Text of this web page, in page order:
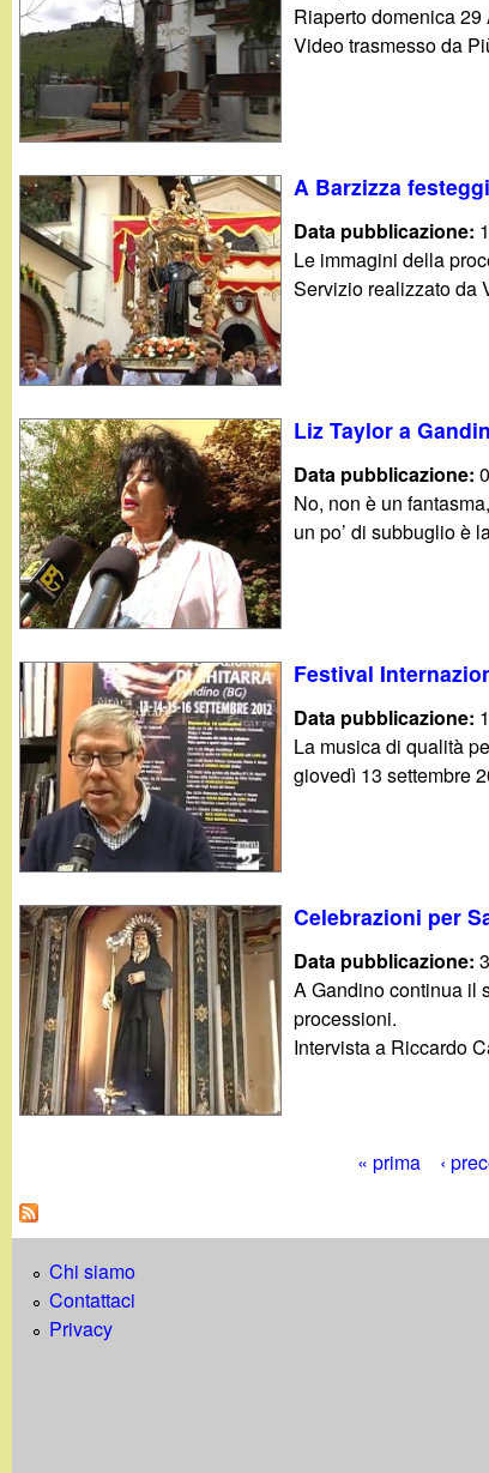
Riaperto domenica
Video trasmesso da
A Barzizza
Data pubblicazione:
Le immagini della
Servizio realizzato da
Liz Taylor a
Data pubblicazione:
No, non è un
un po’ di subbuglio è
Festival
Data pubblicazione:
La musica di qualità
giovedì 13 settembre
Celebrazioni per
Data pubblicazione:
A Gandino continua il
processioni.
Intervista a Riccardo
P
a
g
« prima ‹
Chi siamo
Contattaci
Privacy